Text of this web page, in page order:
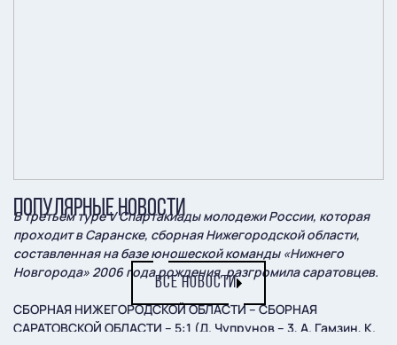
В третьем туре V Спартакиады молодежи России, которая
проходит в Саранске, сборная Нижегородской области,
составленная на базе юношеской команды «Нижнего
Новгорода» 2006 года рождения, разгромила саратовцев.
СБОРНАЯ НИЖЕГОРОДСКОЙ ОБЛАСТИ – СБОРНАЯ
САРАТОВСКОЙ ОБЛАСТИ – 5:1 (Д. Чупрунов – 3, А. Гамзин, К.
ПОПУЛЯРНЫЕ НОВОСТИ
ВСЕ НОВОСТИ